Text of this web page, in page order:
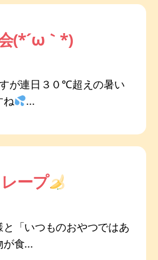
(*´ω｀*)
が連日３０℃超えの暑い
ね
...
ープ
「いつものおやつではあ
が食...